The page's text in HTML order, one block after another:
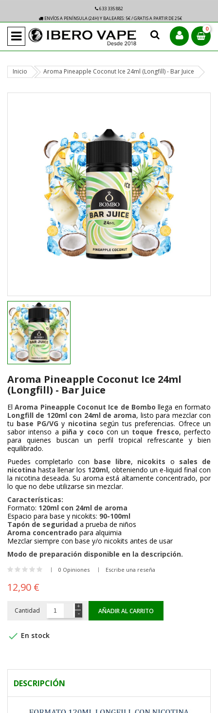
633 335 882
ENVÍOS A PENÍNSULA (24H) Y BALEARES: 5€ / GRATIS A PARTIR DE 25€
0
Inicio Aroma Pineapple Coconut Ice 24ml (Longfill) - Bar Juice
Aroma Pineapple Coconut Ice 24ml
(Longfill) - Bar Juice
ElAroma Pineapple Coconut Ice de Bombo llega en formato
Longfill de 120ml con 24ml de aroma, listo para mezclar con
tu base PG/VGy nicotina según tus preferencias. Ofrece un
sabor intenso a piña y coco con un toque fresco, perfecto
para quienes buscan un perfil tropical refrescante y bien
equilibrado.
Puedes completarlo con base libre, nicokits o sales de
nicotina hasta llenar los 120ml, obteniendo un e-liquid final con
la nicotina deseada. Su aroma está altamente concentrado, por
lo que no debe utilizarse sin mezclar.
Características:
Formato: 120ml con 24ml de aroma
Espacio para base y nicokits: 90-100ml
Tapón de seguridad a prueba de niños
Aroma concentrado para alquimia
Mezclar siempre con base y/o nicokits antes de usar
Modo de preparación disponible en la descripción.
0 Opiniones Escribe una reseña
12,90 €
Cantidad AÑADIR AL CARRITO
 En stock
DESCRIPCIÓN